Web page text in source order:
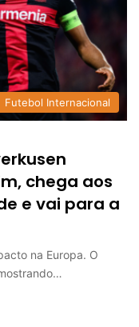
Futebol Internacional
chega aos
e vai para a
na Europa. O